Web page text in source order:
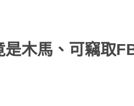
木馬、可竊取